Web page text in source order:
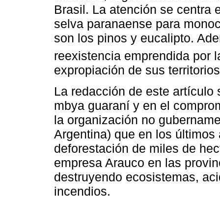
Brasil. La atención se centra
selva paranaense para
son los pinos y eucalipto.
reexistencia emprendida por
expropiación de sus
La redacción de este
mbya guaraní y en el
la organización no
Argentina) que en los
deforestación de miles de
empresa Arauco en las
destruyendo ecosistemas,
incendios.